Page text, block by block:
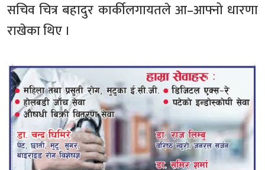
सचिव चित्र बहादुर कार्कीलगायतले आ–आफ्नो धारणा
राखेका थिए ।